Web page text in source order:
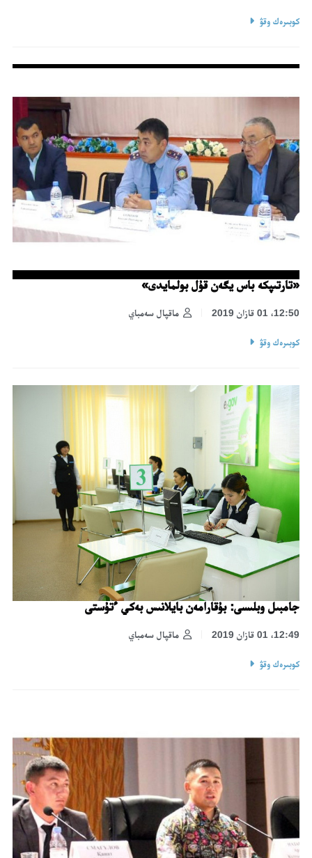
كوبىرەك وقۋ
«تارتىپكە باس يگەن قۇل بولمايدى»
ماقپال سەمباي 12:50، 01 قازان 2019
كوبىرەك وقۋ
جامبىل وبلىسى: بۇقارامەن بايلانىس بەكي ءتۇستى
ماقپال سەمباي 12:49، 01 قازان 2019
كوبىرەك وقۋ